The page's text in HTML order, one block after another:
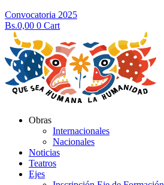
Convocatoria 2025
Bs.0,00 0 Cart
Obras
Internacionales
Nacionales
Noticias
Teatros
Ejes